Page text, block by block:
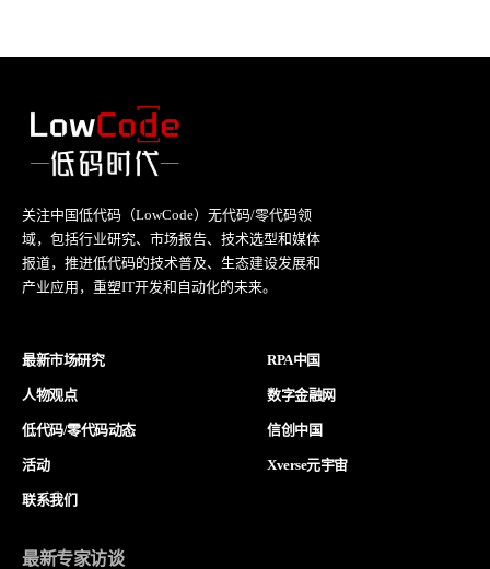
关注中国低代码（LowCode）无代码/零代码领
域，包括行业研究、市场报告、技术选型和媒体
报道，推进低代码的技术普及、生态建设发展和
产业应用，重塑IT开发和自动化的未来。
最新市场研究
人物观点
低代码/零代码动态
活动
联系我们
RPA中国
数字金融网
信创中国
Xverse元宇宙
最新专家访谈